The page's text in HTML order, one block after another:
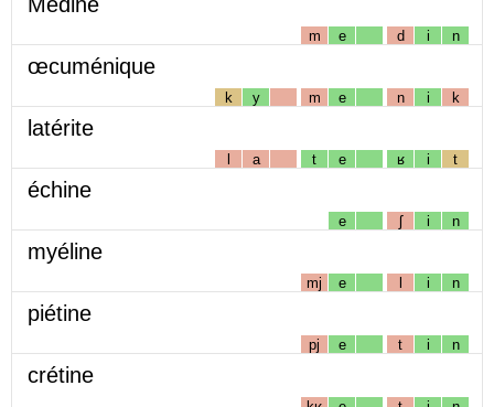
m e d i n
œcuménique
k y m e n i k
latérite
l a t e ʁ i t
échine
e ʃ i n
myéline
mj e l i n
piétine
pj e t i n
crétine